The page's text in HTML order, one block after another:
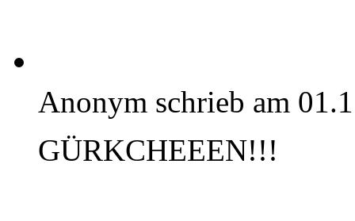
Anonym schrieb am